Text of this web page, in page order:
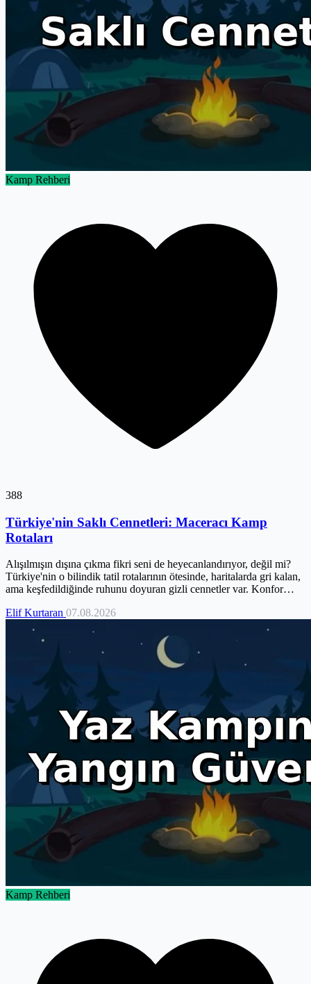
Kamp Rehberi
388
Türkiye'nin Saklı Cennetleri: Maceracı Kamp
Rotaları
Alışılmışın dışına çıkma fikri seni de heyecanlandırıyor, değil mi?
Türkiye'nin o bilindik tatil rotalarının ötesinde, haritalarda gri kalan,
ama keşfedildiğinde ruhunu doyuran gizli cennetler var. Konfor
ediyorsan, doğru yerdesin. Bu yazıda, seni doğanın kalbine, az
bilinen kanyonlara, bulutların üzerindeki yaylalara ve yıldızlarla
dolu yüksek rakımlı noktalara doğru bir maceraya davet ediyorum.
Eğer 'herkesin gittiği' yerler sana göre değilse ve gerçek keşiflerin
peşindeysen, bu rotalar tam sana göre.
Elif Kurtaran 07.08.2026
Kamp Rehberi